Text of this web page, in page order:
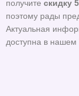
получите скидку
поэтому рады
Актуальная
доступна в нашем